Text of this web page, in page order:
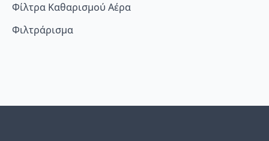
Φίλτρα Καθαρισμού Αέρα
Φιλτράρισμα